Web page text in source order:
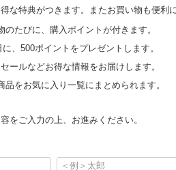
な特典がつきます。またお買い物も便利
のたびに、購入ポイントが付きます。
、500ポイントをプレゼントします。
ールなどお得な情報をお届けします。
品をお気に入り一覧にまとめられます。
をご入力の上、お進みください。